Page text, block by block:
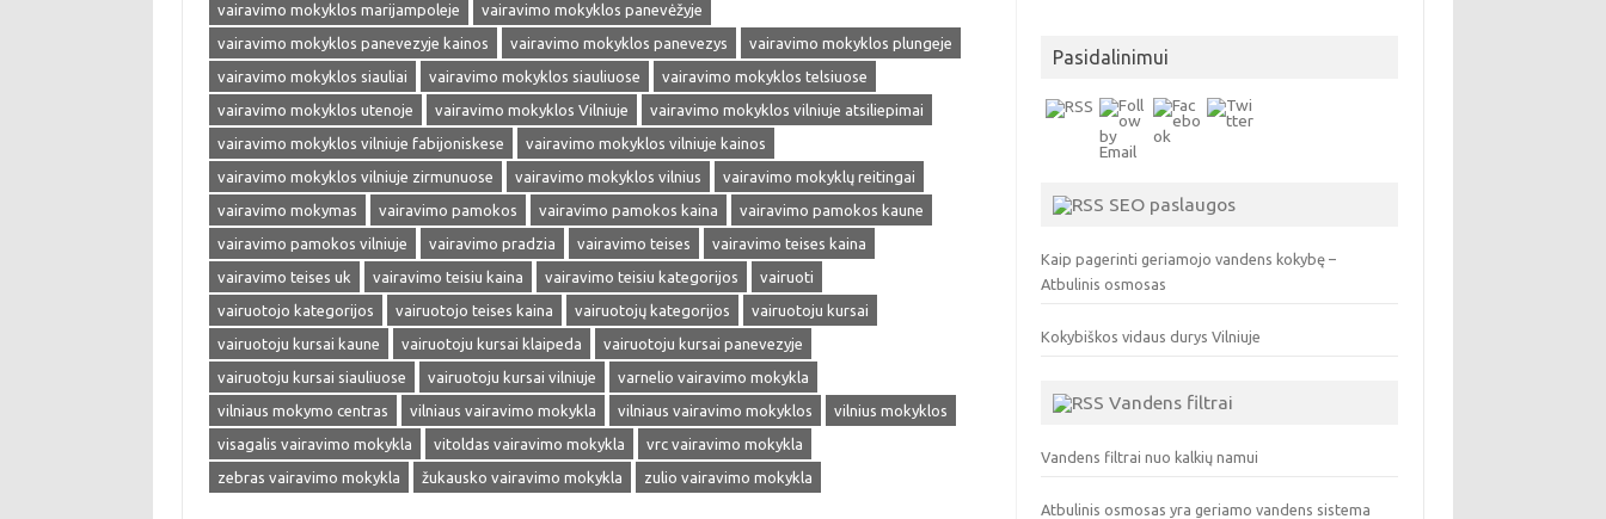
vairavimo mokyklos marijampoleje
vairavimo mokyklos panevėžyje
vairavimo mokyklos panevezyje kainos
vairavimo mokyklos panevezys
vairavimo mokyklos plungeje
vairavimo mokyklos siauliai
vairavimo mokyklos siauliuose
vairavimo mokyklos telsiuose
vairavimo mokyklos utenoje
vairavimo mokyklos Vilniuje
vairavimo mokyklos vilniuje atsiliepimai
vairavimo mokyklos vilniuje fabijoniskese
vairavimo mokyklos vilniuje kainos
vairavimo mokyklos vilniuje zirmunuose
vairavimo mokyklos vilnius
vairavimo mokyklų reitingai
vairavimo mokymas
vairavimo pamokos vairavimo pamokos kaina
vairavimo pamokos kaune
vairavimo pamokos vilniuje
vairavimo pradzia vairavimo teises
vairavimo teises kaina
vairavimo teises uk
vairavimo teisiu kaina vairavimo teisiu kategorijos
vairuoti
vairuotojo kategorijos
vairuotojo teises kaina vairuotojų kategorijos
vairuotoju kursai
vairuotoju kursai kaune
vairuotoju kursai klaipeda
vairuotoju kursai panevezyje
vairuotoju kursai siauliuose
vairuotoju kursai vilniuje
varnelio vairavimo mokykla
vilniaus mokymo centras
vilniaus vairavimo mokykla vilniaus vairavimo mokyklos
vilnius mokyklos
visagalis vairavimo mokykla
vitoldas vairavimo mokykla
vrc vairavimo mokykla
zebras vairavimo mokykla
žukausko vairavimo mokykla zulio vairavimo mokykla
Pasidalinimui
SEO paslaugos
Kaip pagerinti geriamojo vandens kokybę –
Atbulinis osmosas
Kokybiškos vidaus durys Vilniuje
Vandens filtrai
Vandens filtrai nuo kalkių namui
Atbulinis osmosas yra geriamo vandens sistema